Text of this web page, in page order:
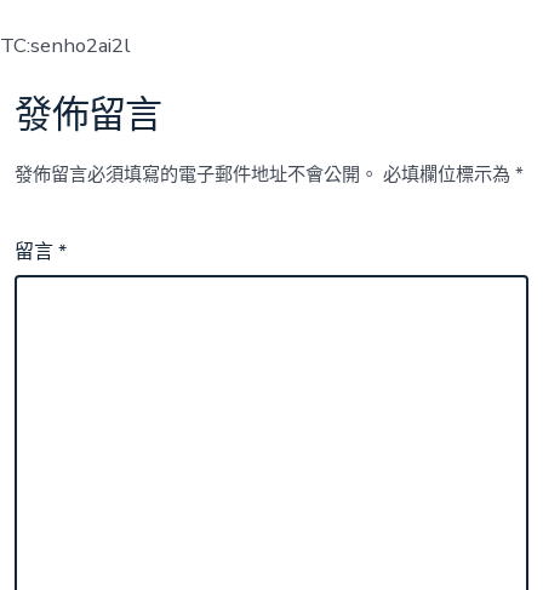
TC:senho2ai2l
發佈留言
發佈留言必須填寫的電子郵件地址不會公開。 必填欄位標示為*
留言*